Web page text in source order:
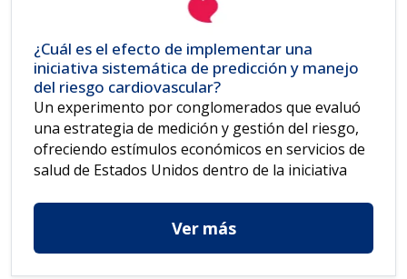
¿Cuál es el efecto de implementar una
iniciativa sistemática de predicción y manejo
del riesgo cardiovascular?
Un experimento por conglomerados que evaluó
una estrategia de medición y gestión del riesgo,
ofreciendo estímulos económicos en servicios de
salud de Estados Unidos dentro de la iniciativa
Ver más